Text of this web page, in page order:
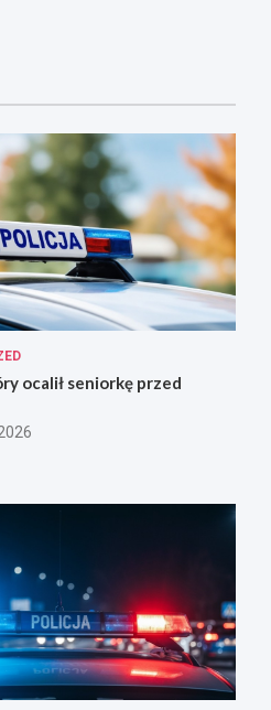
ocalił seniorkę przed